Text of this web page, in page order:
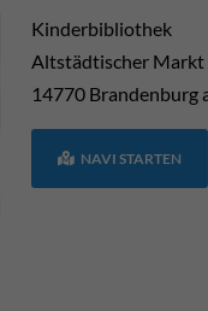
Kinderbibliothek
Altstädtischer Markt
14770 Brandenburg
NAVI STARTEN